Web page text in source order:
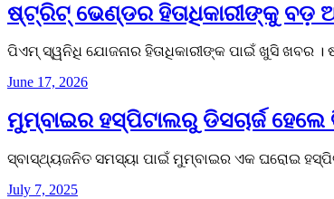
ଷ୍ଟ୍ରିଟ୍ ଭେଣ୍ଡର ହିତାଧିକାରୀଙ୍କୁ ବଡ଼
ପିଏମ୍ ସ୍ୱନିଧି ଯୋଜନାର ହିତାଧିକାରୀଙ୍କ ପାଇଁ ଖୁସି ଖବର
June 17, 2026
ମୁମ୍ବାଇର ହସ୍‌ପିଟାଲରୁ ଡିସଚାର୍ଜ ହେଲେ
ସ୍ବାସ୍ଥ୍ୟଜନିତ ସମସ୍ୟା ପାଇଁ ମୁମ୍ବାଇର ଏକ ଘରୋଇ
July 7, 2025